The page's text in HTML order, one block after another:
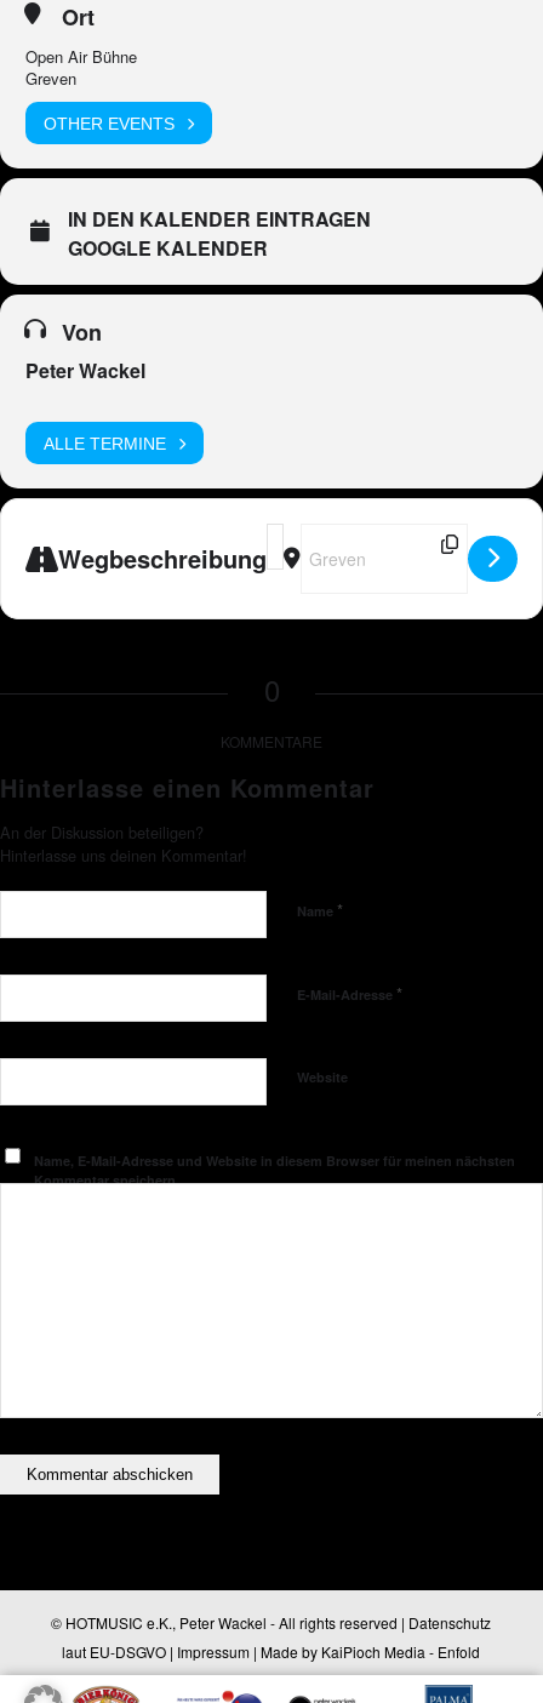
Ort
Open Air Bühne
Greven
OTHER EVENTS
IN DEN KALENDER EINTRAGEN
GOOGLE KALENDER
Von
Peter Wackel
ALLE TERMINE
Wegbeschreibung
Address - DE - Peter Wackel LIVE
Destination Address - DE -
0
KOMMENTARE
Hinterlasse einen Kommentar
An der Diskussion beteiligen?
Hinterlasse uns deinen Kommentar!
Name *
E-Mail-Adresse *
Website
Name, E-Mail-Adresse und Website in diesem Browser für meinen nächsten
Kommentar speichern.
© HOTMUSIC e.K., Peter Wackel - All rights reserved | Datenschutz
laut EU-DSGVO | Impressum | Made by KaiPioch Media - Enfold
WordPress Theme by Kriesi